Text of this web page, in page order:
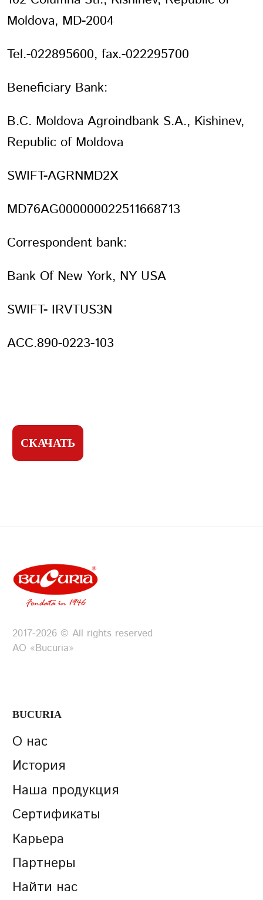
Moldova, MD-2004
Tel.-022895600, fax.-022295700
Beneficiary Bank:
B.C. Moldova Agroindbank S.A., Kishinev,
Republic of Moldova
SWIFT-AGRNMD2X
MD76AG000000022511668713
Correspondent bank:
Bank Of New York, NY USA
SWIFT- IRVTUS3N
ACC.890-0223-103
СКАЧАТЬ
2017-2026 © All rights reserved
АО «Bucuria»
BUCURIA
О нас
История
Наша продукция
Сертификаты
Карьера
Партнеры
Найти нас
PHONE
ДАТА РОЖДЕНИЯ
КОД УЧАСТНИКА ПРОГРАММЫ
ПАРОЛЬ
Условия предоставления услуг
конфиденциальности
ПАРОЛЬ
ВОЙТИ
ОТПРАВИТЬ
СОЗДАТЬ УЧЕТНУЮ ЗАПИСЬ
ВОЙТИ
ЗАПИСЬ